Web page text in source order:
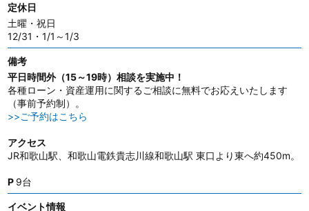
定休日
土曜・祝日
12/31・1/1～1/3
備考
平日時間外（15～19時）相談を実施中！
各種ローン・資産運用に関するご相談に無料でお応えいたします
（事前予約制）。
>>ご予約はこちら
アクセス
JR和歌山駅、和歌山電鉄貴志川線和歌山駅 東口より東へ約450m。
P 9台
イベント情報